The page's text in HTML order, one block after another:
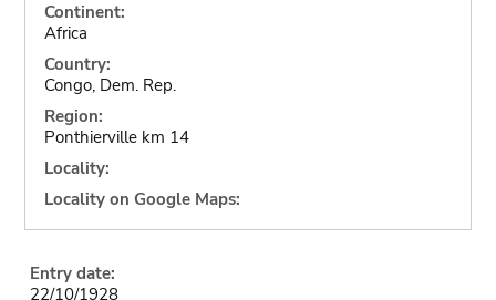
Continent:
Africa
Country:
Congo, Dem. Rep.
Region:
Ponthierville km 14
Locality:
Locality on Google Maps:
Entry date:
22/10/1928